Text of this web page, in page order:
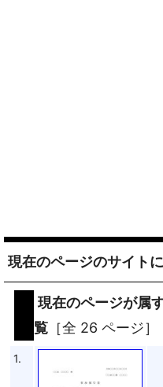
現在のページのサイト
現在のページが属
覧 ［全 26 ページ］
1.